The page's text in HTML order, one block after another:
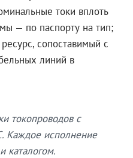
токи вплоть
— по паспорту на тип;
сопоставимый с
линий в
токопроводов с
Каждое исполнение
каталогом.